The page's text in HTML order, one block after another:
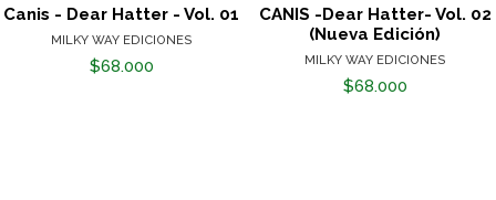
Canis - Dear Hatter - Vol. 01
MILKY WAY EDICIONES
$68.000
CANIS -Dear Hatter- Vol. 02
(Nueva Edición)
MILKY WAY EDICIONES
$68.000